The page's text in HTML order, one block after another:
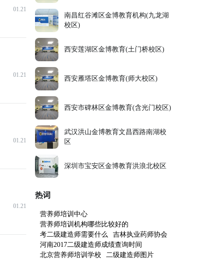
01.21
01.21
01.21
01.21
南昌红谷滩区金博教育机构(九龙湖
校区)
西安莲湖区金博教育(土门桥校区)
西安雁塔区金博教育(师大校区)
西安市碑林区金博教育(含光门校区)
武汉洪山金博教育文昌西路南湖校
区
深圳市宝安区金博教育洪浪北校区
热词
营养师培训中心
营养师培训机构哪些比较好的
考二级建造师需要什么
吉林执业药师协会
河南2017二级建造师成绩查询时间
北京营养师培训学校
二级建造师图片